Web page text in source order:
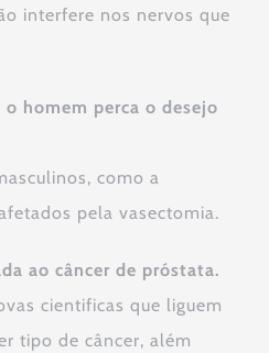
interfere nos nervos que
homem perca o desejo
como a
pela vasectomia.
ao câncer de próstata.
cientificas que liguem
tipo de câncer, além